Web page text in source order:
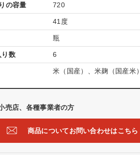
の容量 720
41度
瓶
り数 6
米（国産）、米麹（国産米）
売店、各種事業者の方
商品についてお問い合わせはこちら